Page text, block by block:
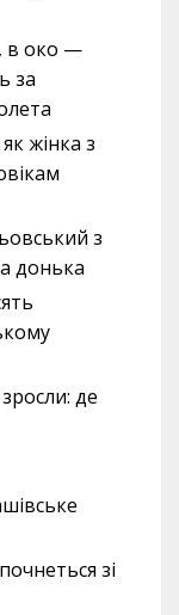
в око —
за
жінка з
з
донька
де
зі